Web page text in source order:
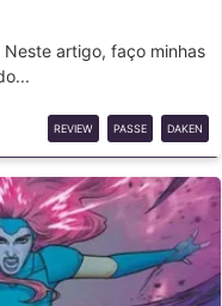
artigo, faço minhas
REVIEW PASSE DAKEN